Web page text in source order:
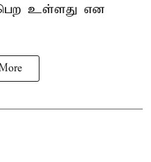
உள்ளது என